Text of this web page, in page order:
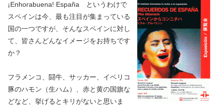
¡Enhorabuena! España というわけで
スペインは今、最も注目が集まっている
国の一つですが、そんなスペインに対し
て、皆さんどんなイメージをお持ちです
か？
フラメンコ、闘牛、サッカー、イベリコ
豚のハモン（生ハム）、赤と黄の国旗な
どなど、挙げるとキリがないと思いま